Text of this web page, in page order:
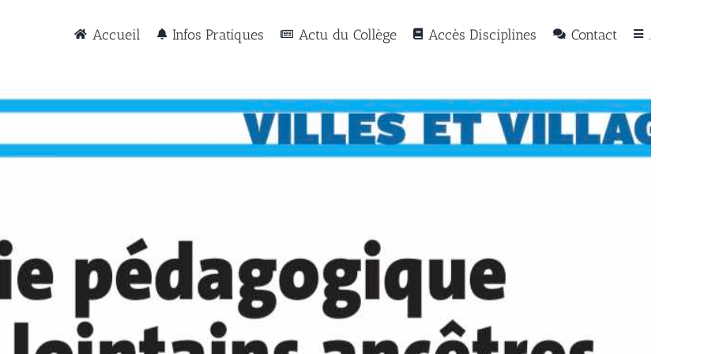
Accueil Infos Pratiques Actu du Collège Accès Disciplines Contact .